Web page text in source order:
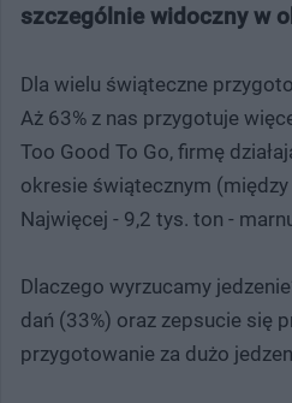
szczególnie widoczny w
Dla wielu świąteczne
Aż 63% z nas przygotuje
Too Good To Go, firmę
okresie świątecznym
Najwięcej - 9,2 tys. ton -
Dlaczego wyrzucamy
dań (33%) oraz zepsucie się
przygotowanie za dużo